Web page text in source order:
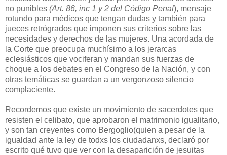
no punibles (Art. 86, inc 1 y 2 del Código Penal), mensaje
rotundo para médicos que tengan dudas y también para
jueces retrógrados que imponen sus criterios sobre las
necesidades y derechos de las mujeres. Una acordada de
la Corte que preocupa muchísimo a los jerarcas
eclesiásticos que vociferan y mandan sus fuerzas de
choque a los debates en el Congreso de la Nación, y con
otras temáticas se guardan a un vergonzoso silencio
complaciente.
Recordemos que existe un movimiento de sacerdotes que
resisten el celibato, que aprobaron el matrimonio igualitario,
y son tan creyentes como Bergoglio(quien a pesar de la
igualdad ante la ley de todxs los ciudadanxs, declaró por
escrito qué tuvo que ver con la desaparición de jesuitas